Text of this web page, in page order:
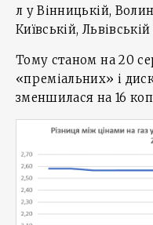
л у Вінницькій,
Київській,
Тому станом на 20
«преміальних» і
зменшилася на 16